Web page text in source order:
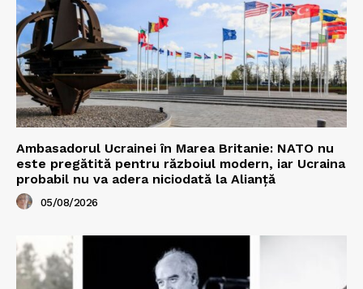
Ambasadorul Ucrainei în Marea Britanie: NATO nu
este pregătită pentru războiul modern, iar Ucraina
probabil nu va adera niciodată la Alianță
05/08/2026